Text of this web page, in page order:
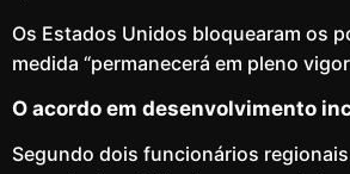
Os Estados Unidos bloquearam os
medida “permanecerá em pleno
O acordo em desenvolvimento
Segundo dois funcionários